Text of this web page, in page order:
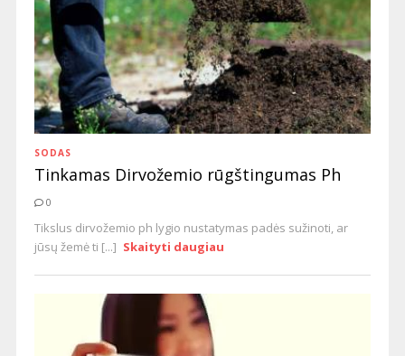
SODAS
Tinkamas Dirvožemio rūgštingumas Ph
0
Tikslus dirvožemio ph lygio nustatymas padės sužinoti, ar
jūsų žemė ti [...] Skaityti daugiau